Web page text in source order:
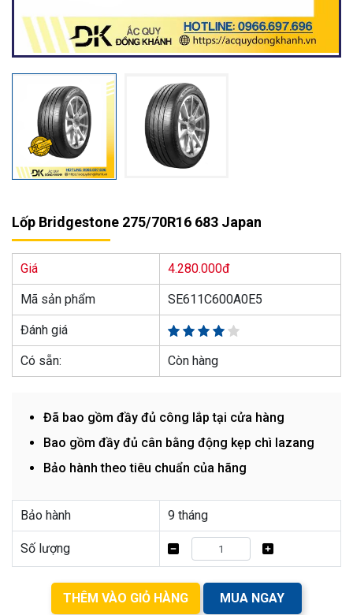
Lốp Bridgestone 275/70R16 683 Japan
Giá 4.280.000đ
Mã sản phẩm SE611C600A0E5
Đánh giá
Có sẵn: Còn hàng
Đã bao gồm đầy đủ công lắp tại cửa hàng
Bao gồm đầy đủ cân bằng động kẹp chì lazang
Bảo hành theo tiêu chuẩn của hãng
Bảo hành 9 tháng
Số lượng
THÊM VÀO GIỎ HÀNG MUA NGAY